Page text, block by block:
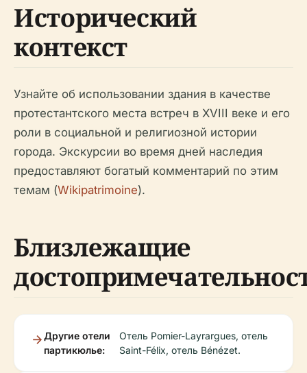
Исторический
контекст
Узнайте об использовании здания в качестве
протестантского места встреч в XVIII веке и его
роли в социальной и религиозной истории
города. Экскурсии во время дней наследия
предоставляют богатый комментарий по этим
темам (Wikipatrimoine).
Близлежащие
Другие отели
партикюлье:
Отель Pomier-Layrargues, отель
Saint-Félix, отель Bénézet.